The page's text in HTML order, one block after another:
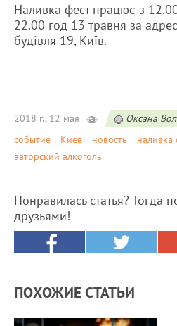
Наливка фест працює з
22.00 год 13 травня за
будівля 19, Київ.
2018 г., 12 мая
Оксана
событие
Киев новость наливка
авторский алкоголь
Понравилась статья? Тогда
друзьями!
ПОХОЖИЕ СТАТЬИ